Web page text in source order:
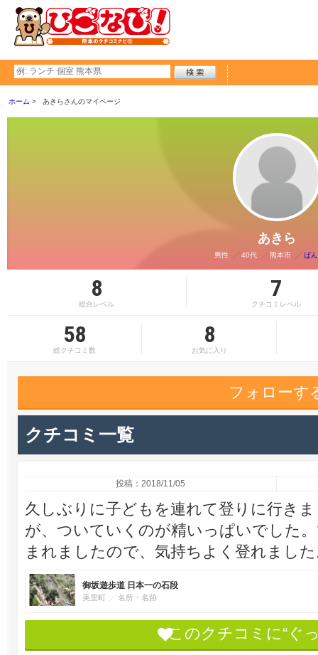
ホーム あきらさんのマイページ
あきら
男性 40代 熊本市 ば
8
総合レベル
7
クチコミレベル
58
総クチコミ数
8
お気に入り
フォローす
クチコミ一覧
投稿：2018/11/05
久しぶりに子どもを連れて登りに行き
が、ついていくのが精いっぱいでした
まれましたので、気持ちよく登れまし
御坂遊歩道 日本一の石段
美里町 名所・名跡
このクチコミに“ぐ